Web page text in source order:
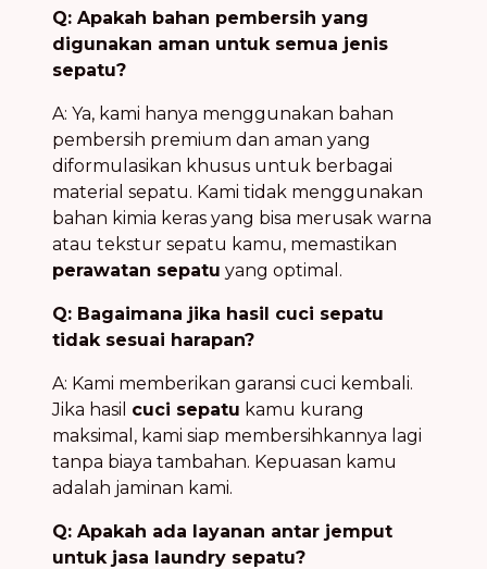
Q: Apakah bahan pembersih yang
digunakan aman untuk semua jenis
sepatu?
A: Ya, kami hanya menggunakan bahan
pembersih premium dan aman yang
diformulasikan khusus untuk berbagai
material sepatu. Kami tidak menggunakan
bahan kimia keras yang bisa merusak warna
atau tekstur sepatu kamu, memastikan
perawatan sepatu yang optimal.
Q: Bagaimana jika hasil cuci sepatu
tidak sesuai harapan?
A: Kami memberikan garansi cuci kembali.
Jika hasil cuci sepatu kamu kurang
maksimal, kami siap membersihkannya lagi
tanpa biaya tambahan. Kepuasan kamu
adalah jaminan kami.
Q: Apakah ada layanan antar jemput
untuk jasa laundry sepatu?